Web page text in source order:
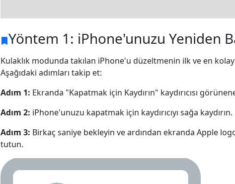
Yöntem 1: iPhone'unuzu Yeniden
Kulaklık modunda takılan iPhone'u düzeltmenin ilk ve en
Aşağıdaki adımları takip et:
Adım 1: Ekranda "Kapatmak için Kaydırın" kaydırıcısı
Adım 2: iPhone'unuzu kapatmak için kaydırıcıyı sağa kaydırın.
Adım 3: Birkaç saniye bekleyin ve ardından ekranda Apple
tutun.